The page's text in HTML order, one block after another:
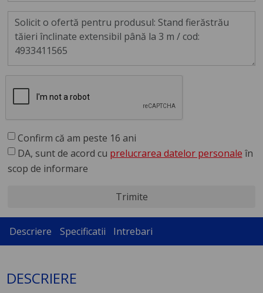
Confirm că am peste 16 ani
DA, sunt de acord cu prelucrarea datelor personale în
scop de informare
Trimite
Descriere Specificatii Intrebari
DESCRIERE